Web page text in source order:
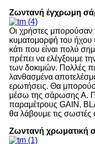
Ζωντανή έγχρωμη
Οι χρήστες
κυματομορφή του
κάτι που είναι πολύ
πρέπει να ελέγξουμε
των δοκιμών. Πολλές
λανθασμένα
ερωτήσεις. Θα
μέσω της σάρωσης Α.
παραμέτρους GAIN,
θα λάβουμε τις σωστές
Ζωντανή χρωματική